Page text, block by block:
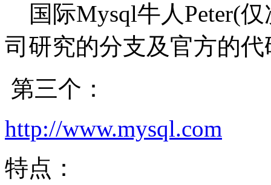
国际Mysql牛人Peter(
司研究的分支及官方的
第三个：
http://www.mysql.com
特点：